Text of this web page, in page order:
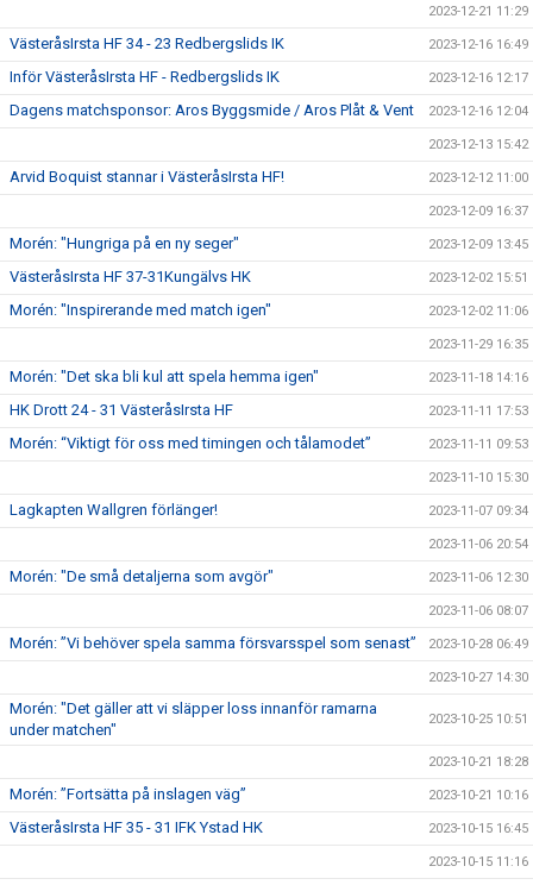
2023-12-21 11:29
VästeråsIrsta HF 34 - 23 Redbergslids IK 2023-12-16 16:49
Inför VästeråsIrsta HF - Redbergslids IK 2023-12-16 12:17
Dagens matchsponsor: Aros Byggsmide / Aros Plåt & Vent 2023-12-16 12:04
2023-12-13 15:42
Arvid Boquist stannar i VästeråsIrsta HF! 2023-12-12 11:00
2023-12-09 16:37
Morén: "Hungriga på en ny seger" 2023-12-09 13:45
VästeråsIrsta HF 37-31Kungälvs HK 2023-12-02 15:51
Morén: "Inspirerande med match igen" 2023-12-02 11:06
2023-11-29 16:35
Morén: "Det ska bli kul att spela hemma igen" 2023-11-18 14:16
HK Drott 24 - 31 VästeråsIrsta HF 2023-11-11 17:53
Morén: “Viktigt för oss med timingen och tålamodet” 2023-11-11 09:53
2023-11-10 15:30
Lagkapten Wallgren förlänger! 2023-11-07 09:34
2023-11-06 20:54
Morén: "De små detaljerna som avgör" 2023-11-06 12:30
2023-11-06 08:07
Morén: ”Vi behöver spela samma försvarsspel som senast” 2023-10-28 06:49
2023-10-27 14:30
Morén: "Det gäller att vi släpper loss innanför ramarna
under matchen"
2023-10-25 10:51
2023-10-21 18:28
Morén: ”Fortsätta på inslagen väg” 2023-10-21 10:16
VästeråsIrsta HF 35 - 31 IFK Ystad HK 2023-10-15 16:45
2023-10-15 11:16